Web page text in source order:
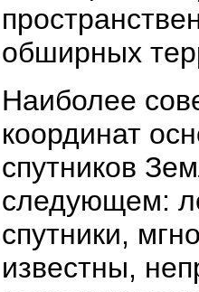
обширных
Наиболее
координат
спутников
следующем:
спутники,
известны,